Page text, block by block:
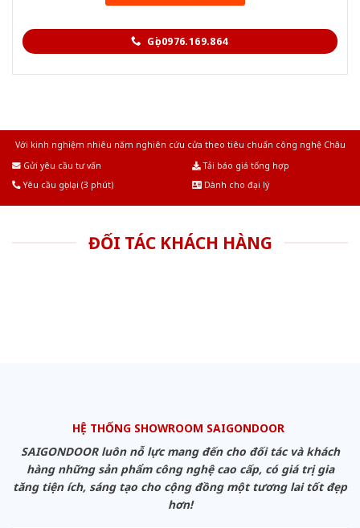
Gọi 0976.169.864
Với kinh nghiệm nhiêu năm nghiên cứu cửa theo tiêu chuẩn công nghệ Châu
Gửi yêu cầu tư vấn
Tải báo giá tổng hợp
Yêu cầu gọi lại (3 phút)
Dành cho đại lý
ĐỐI TÁC KHÁCH HÀNG
HỆ THỐNG SHOWROOM SAIGONDOOR
SAIGONDOOR luôn nỗ lực mang đến cho đối tác và khách
hàng những sản phẩm công nghệ cao cấp, có giá trị gia
tăng tiện ích, sáng tạo cho cộng đồng một tương lai tốt đẹp
hơn!